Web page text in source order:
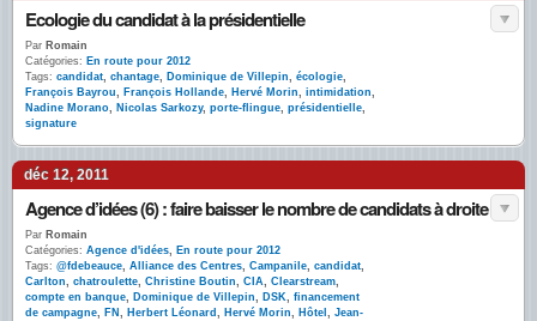
Ecologie du candidat à la présidentielle
Par Romain
Catégories: En route pour 2012
Tags: candidat, chantage, Dominique de Villepin, écologie,
François Bayrou, François Hollande, Hervé Morin, intimidation,
Nadine Morano, Nicolas Sarkozy, porte-flingue, présidentielle,
signature
déc 12, 2011
Agence d’idées (6) : faire baisser le nombre de candidats à droite
Par Romain
Catégories: Agence d'idées, En route pour 2012
Tags: @fdebeauce, Alliance des Centres, Campanile, candidat,
Carlton, chatroulette, Christine Boutin, CIA, Clearstream,
compte en banque, Dominique de Villepin, DSK, financement
de campagne, FN , Herbert Léonard , Hervé Morin, Hôtel , Jean-